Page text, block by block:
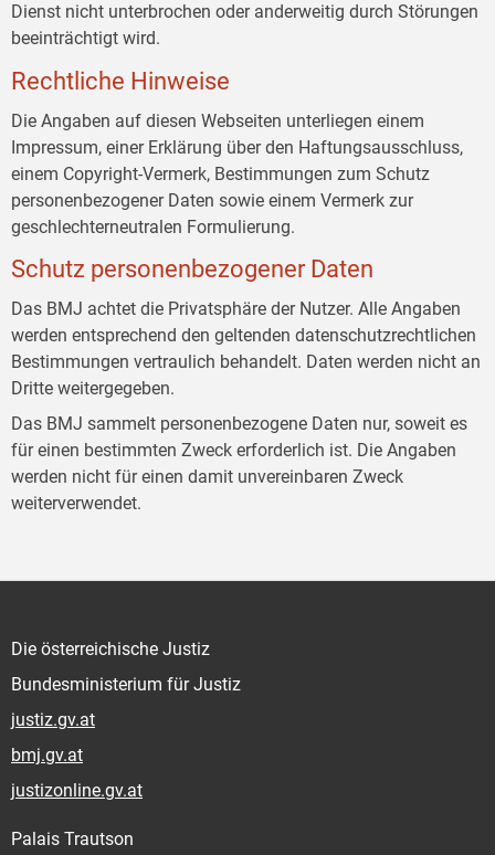
Dienst nicht unterbrochen oder anderweitig durch Störungen
beeinträchtigt wird.
Rechtliche Hinweise
Die Angaben auf diesen Webseiten unterliegen einem
Impressum, einer Erklärung über den Haftungsausschluss,
einem Copyright-Vermerk, Bestimmungen zum Schutz
personenbezogener Daten sowie einem Vermerk zur
geschlechterneutralen Formulierung.
Schutz personenbezogener Daten
Das BMJ achtet die Privatsphäre der Nutzer. Alle Angaben
werden entsprechend den geltenden datenschutzrechtlichen
Bestimmungen vertraulich behandelt. Daten werden nicht an
Dritte weitergegeben.
Das BMJ sammelt personenbezogene Daten nur, soweit es
für einen bestimmten Zweck erforderlich ist. Die Angaben
werden nicht für einen damit unvereinbaren Zweck
weiterverwendet.
Die österreichische Justiz
Bundesministerium für Justiz
justiz.gv.at
bmj.gv.at
justizonline.gv.at
Palais Trautson